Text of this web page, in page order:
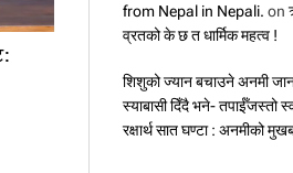
from Nepal in Nepali. on
व्रतको के छ त धार्मिक महत्व !
शिशुको ज्यान बचाउने अनमी
स्याबासी दिँदै भने- तपाईँजस्तो
रक्षार्थ सात घण्टा : अनमीको